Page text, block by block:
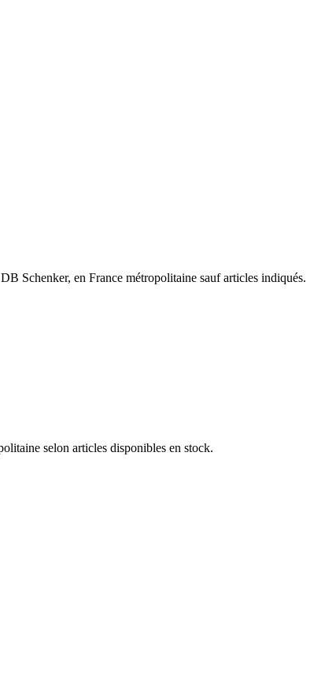
Schenker, en France métropolitaine sauf articles indiqués.
selon articles disponibles en stock.